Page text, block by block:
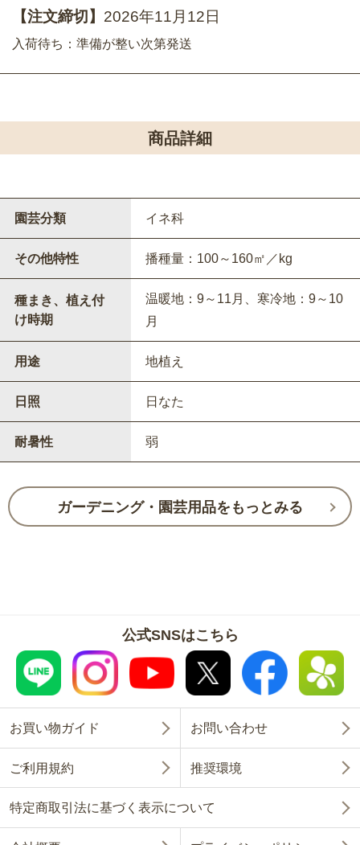
【注文締切】 2026年11月12日
入荷待ち：準備が整い次第発送
商品詳細
園芸分類 イネ科
その他特性 播種量：100～160㎡／kg
種まき、植え付
け時期
温暖地：9～11月、寒冷地：9～10
月
用途 地植え
日照 日なた
耐暑性 弱
ガーデニング・園芸用品をもっとみる
公式SNSはこちら
お買い物ガイド お問い合わせ
ご利用規約 推奨環境
特定商取引法に基づく表示について